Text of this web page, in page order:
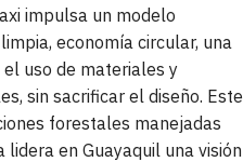
impulsa un modelo
economía circular, una
uso de materiales y
sin sacrificar el diseño. Este
forestales manejadas
en Guayaquil una visión